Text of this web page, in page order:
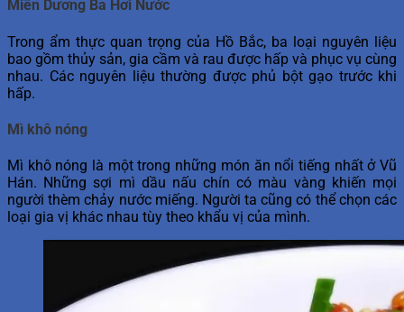
Miên Dương Ba Hơi Nước
Trong ẩm thực quan trọng của Hồ Bắc, ba loại nguyên liệu
bao gồm thủy sản, gia cầm và rau được hấp và phục vụ cùng
nhau. Các nguyên liệu thường được phủ bột gạo trước khi
hấp.
Mì khô nóng
Mì khô nóng là một trong những món ăn nổi tiếng nhất ở Vũ
Hán. Những sợi mì dầu nấu chín có màu vàng khiến mọi
người thèm chảy nước miếng. Người ta cũng có thể chọn các
loại gia vị khác nhau tùy theo khẩu vị của mình.